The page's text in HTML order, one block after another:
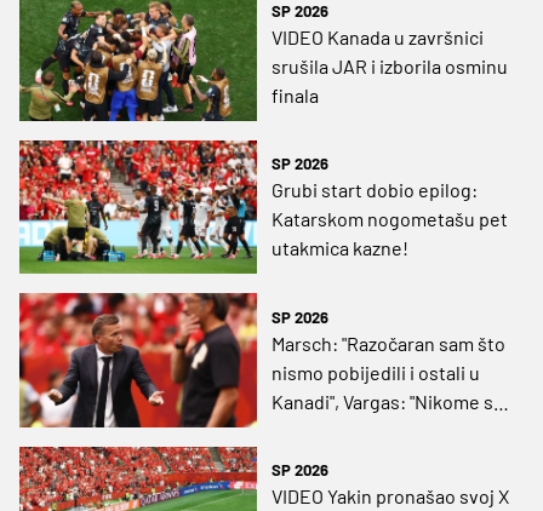
SP 2026
VIDEO Kanada u završnici
srušila JAR i izborila osminu
finala
SP 2026
Grubi start dobio epilog:
Katarskom nogometašu pet
utakmica kazne!
SP 2026
Marsch: "Razočaran sam što
nismo pobijedili i ostali u
Kanadi", Vargas: "Nikome s
SP 2026
VIDEO Yakin pronašao svoj X